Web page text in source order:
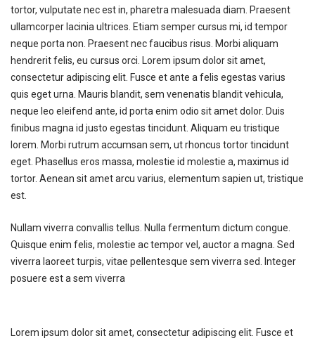
tortor, vulputate nec est in, pharetra malesuada diam. Praesent
ullamcorper lacinia ultrices. Etiam semper cursus mi, id tempor
neque porta non. Praesent nec faucibus risus. Morbi aliquam
hendrerit felis, eu cursus orci. Lorem ipsum dolor sit amet,
consectetur adipiscing elit. Fusce et ante a felis egestas varius
quis eget urna. Mauris blandit, sem venenatis blandit vehicula,
neque leo eleifend ante, id porta enim odio sit amet dolor. Duis
finibus magna id justo egestas tincidunt. Aliquam eu tristique
lorem. Morbi rutrum accumsan sem, ut rhoncus tortor tincidunt
eget. Phasellus eros massa, molestie id molestie a, maximus id
tortor. Aenean sit amet arcu varius, elementum sapien ut, tristique
est.
Nullam viverra convallis tellus. Nulla fermentum dictum congue.
Quisque enim felis, molestie ac tempor vel, auctor a magna. Sed
viverra laoreet turpis, vitae pellentesque sem viverra sed. Integer
posuere est a sem viverra
Lorem ipsum dolor sit amet, consectetur adipiscing elit. Fusce et